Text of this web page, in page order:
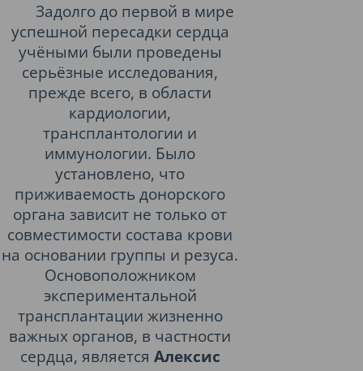
Задолго до первой в мире
успешной пересадки сердца
учёными были проведены
серьёзные исследования,
прежде всего, в области
кардиологии,
трансплантологии и
иммунологии. Было
установлено, что
приживаемость донорского
органа зависит не только от
совместимости состава крови
на основании группы и резуса.
Основоположником
экспериментальной
трансплантации жизненно
важных органов, в частности
сердца, является Алексис